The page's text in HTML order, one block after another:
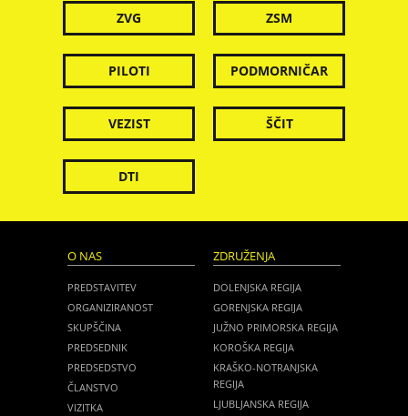
ZVG ZSM
PILOTI PODMORNIČAR
VEZIST ŠČIT
DTI
O NAS
PREDSTAVITEV
ORGANIZIRANOST
SKUPŠČINA
PREDSEDNIK
PREDSEDSTVO
ČLANSTVO
VIZITKA
ZDRUŽENJA
DOLENJSKA REGIJA
GORENJSKA REGIJA
JUŽNO PRIMORSKA REGIJA
KOROŠKA REGIJA
KRAŠKO-NOTRANJSKA
REGIJA
LJUBLJANSKA REGIJA